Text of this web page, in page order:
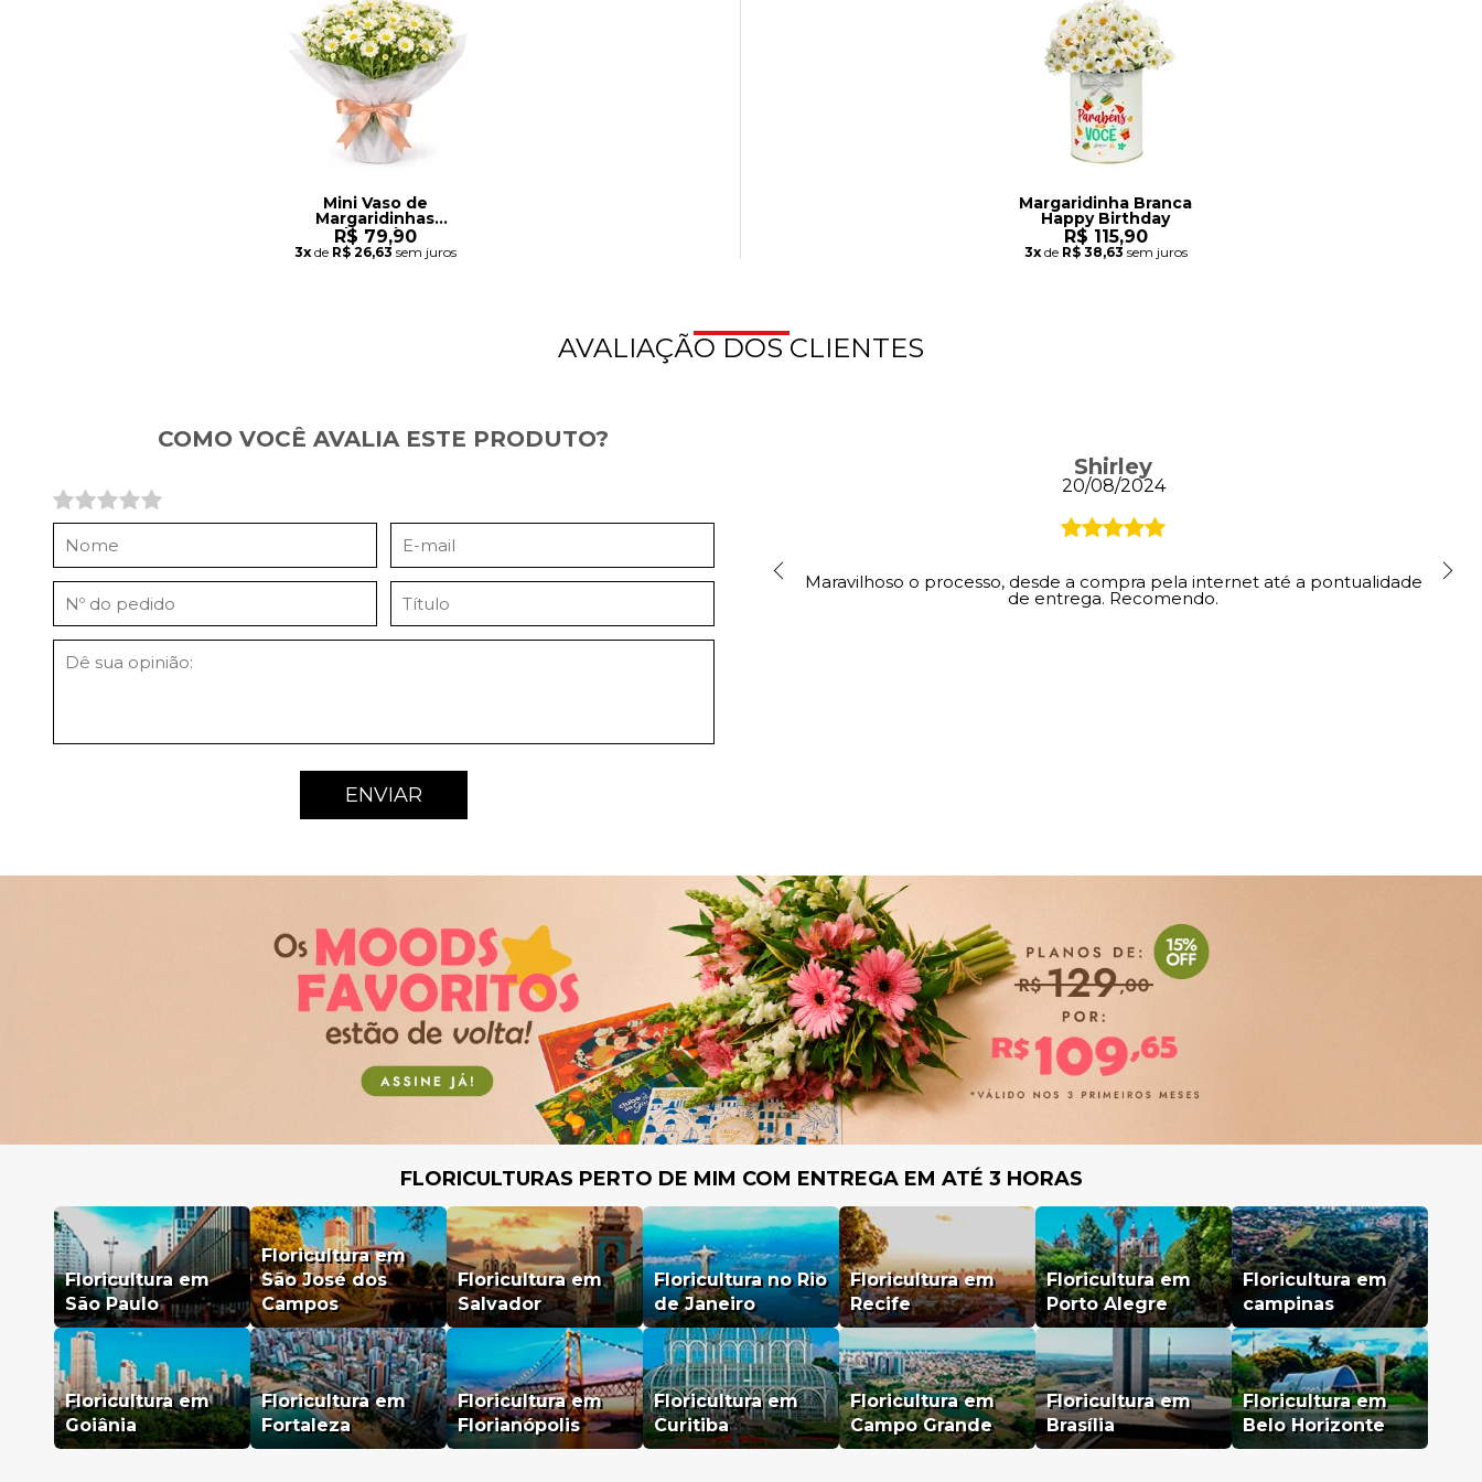
Mini Vaso de
Margaridinhas
Plantadas
R$ 79,90
3xde R$ 26,63 sem juros
Margaridinha Branca
Happy Birthday
R$ 115,90
3xde R$ 38,63 sem juros
AVALIAÇÃO DOS CLIENTES
COMO VOCÊ AVALIA ESTE PRODUTO?
ENVIAR
Shirley
20/08/2024
Maravilhoso o processo, desde a compra pela internet até a pontualidade
de entrega. Recomendo.
FLORICULTURAS PERTO DE MIM COM ENTREGA EM ATÉ 3 HORAS
Floricultura em
São Paulo
Floricultura em
São José dos
Campos
Floricultura em
Salvador
Floricultura no Rio
de Janeiro
Floricultura em
Recife
Floricultura em
Porto Alegre
Floricultura em
campinas
Floricultura em
Goiânia
Floricultura em
Fortaleza
Floricultura em
Florianópolis
Floricultura em
Curitiba
Floricultura em
Campo Grande
Floricultura em
Brasília
Floricultura em
Belo Horizonte